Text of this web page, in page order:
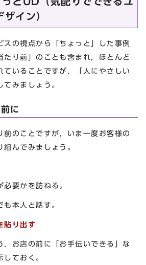
イン）
の視点から「ちょっと」した事例
たり前」のことも含まれ，ほとんど
ていることですが，「人にやさしい
みましょう。
に
のことですが，いま一度お客様の
んでみましょう。
必要かを訪ねる。
も本人と話す。
貼り出す
お店の前に「お手伝いできる」な
ておく。